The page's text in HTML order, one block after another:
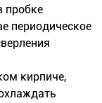
пробке
периодическое
кирпиче,